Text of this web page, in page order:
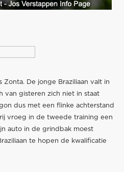
De jonge Braziliaan valt in
van gisteren zich niet in staat
dus met een flinke achterstand
vroeg in de tweede training een
auto in de grindbak moest
te hopen de kwalificatie